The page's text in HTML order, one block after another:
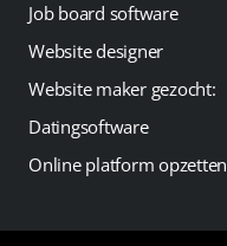
Job board software
Website designer
Website maker gezocht:
Datingsoftware
Online platform opzetten